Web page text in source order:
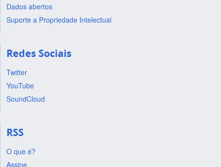
Dados abertos
Suporte a Propriedade Intelectual
Redes Sociais
Twitter
YouTube
SoundCloud
RSS
O que é?
Assine